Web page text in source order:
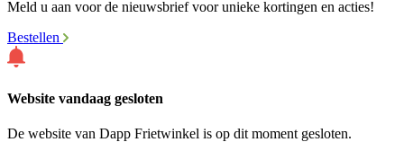
Meld u aan voor de nieuwsbrief voor unieke kortingen en acties!
Bestellen
Website vandaag gesloten
De website van Dapp Frietwinkel is op dit moment gesloten.